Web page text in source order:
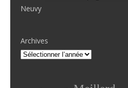
Neuvy
Archives